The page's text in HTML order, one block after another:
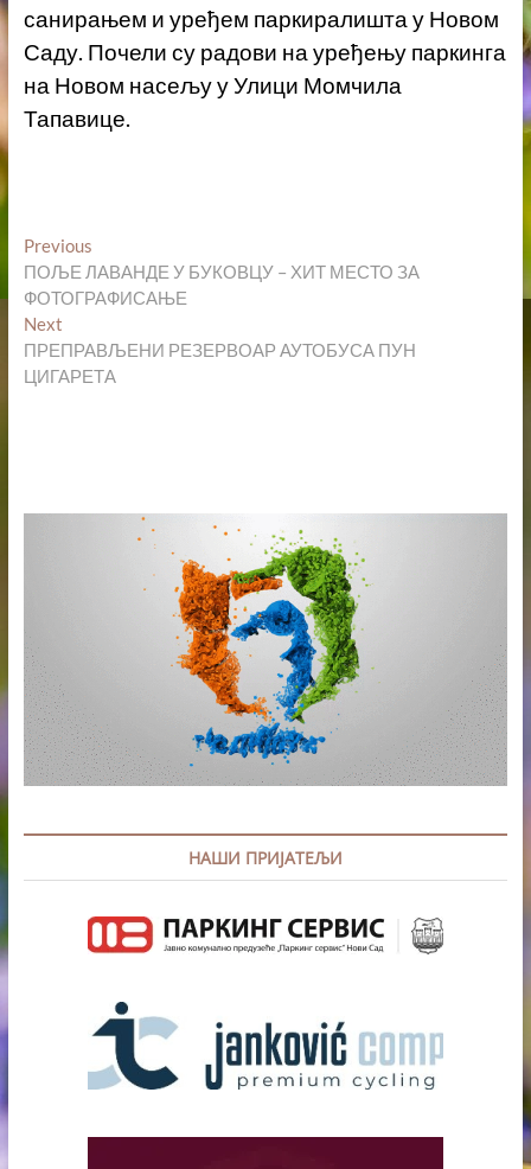
санирањем и уређем паркиралишта у Новом
Саду. Почели су радови на уређењу паркинга
на Новом насељу у Улици Момчила
Тапавице.
Кретање
чланка
PreviousPrevious
post:
ПОЉЕ ЛАВАНДЕ У БУКОВЦУ – ХИТ МЕСТО ЗА
ФОТОГРАФИСАЊЕ
NextNext
post:
ПРЕПРАВЉЕНИ РЕЗЕРВОАР АУТОБУСА ПУН
ЦИГАРЕТА
НАШИ ПРИЈАТЕЉИ